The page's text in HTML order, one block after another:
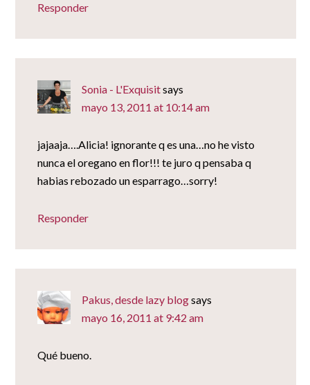
Responder
Sonia - L'Exquisitsays
mayo 13, 2011 at 10:14 am
jajaaja….Alicia! ignorante q es una…no he visto
nunca el oregano en flor!!! te juro q pensaba q
habias rebozado un esparrago…sorry!
Responder
Pakus, desde lazy blogsays
mayo 16, 2011 at 9:42 am
Qué bueno.